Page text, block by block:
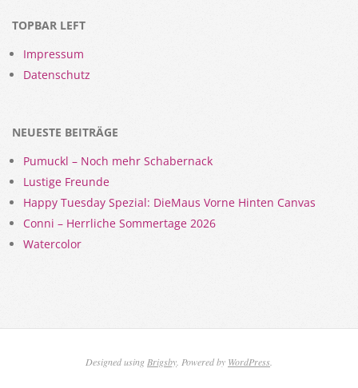
TOPBAR LEFT
Impressum
Datenschutz
NEUESTE BEITRÄGE
Pumuckl – Noch mehr Schabernack
Lustige Freunde
Happy Tuesday Spezial: DieMaus Vorne Hinten Canvas
Conni – Herrliche Sommertage 2026
Watercolor
Designed using Brigsby . Powered by WordPress